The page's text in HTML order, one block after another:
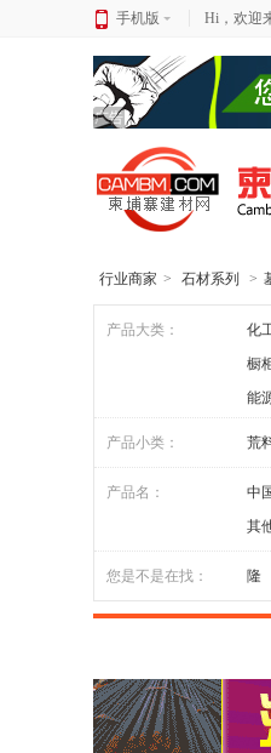
手机版 Hi，欢迎
广告
行业商家 > 石材系列 >
产品大类： 化
橱
能
产品小类： 荒
产品名： 中
其
您是不是在找： 隆